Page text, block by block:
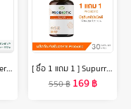
Plantnery Sunflower White Tone Up UV Body Serum SPF50 PA+++ 180 g
[ ซื้อ 1 แถม 1 ] Supurra Probiotics ผลิตภัณฑ์เสริมอาหาร โพรไบโอติกส์ [ 1 กระปุก 30 แคปซูล ] ตราสุเพอร์ร่า บำรุง
550฿ 169฿